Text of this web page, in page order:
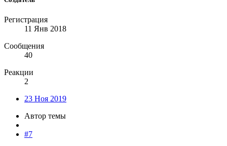
Регистрация
11 Янв 2018
Сообщения
40
Реакции
2
23 Ноя 2019
Автор темы
#7